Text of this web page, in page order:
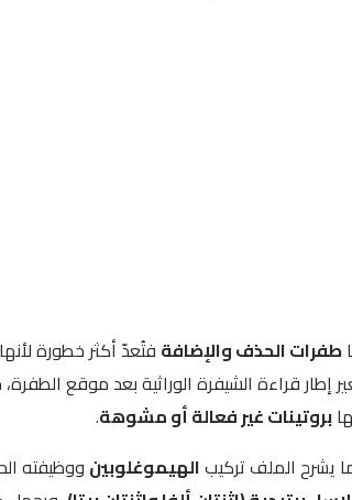
طفرات الحذف والإضافة فتُعدّ أكثر خطورة
إطار قراءة الشيفرة الوراثية بعد موقع
بروتينات غير فعالة أو مشوهة.
يشرح الملف تركيبالهيموغلوبين ووظيفته